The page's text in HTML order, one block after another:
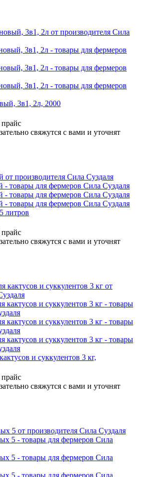
3в1, 2л, 2000
свяжутся с вами и уточнят
литров
свяжутся с вами и уточнят
и суккулентов 3 кг,
свяжутся с вами и уточнят